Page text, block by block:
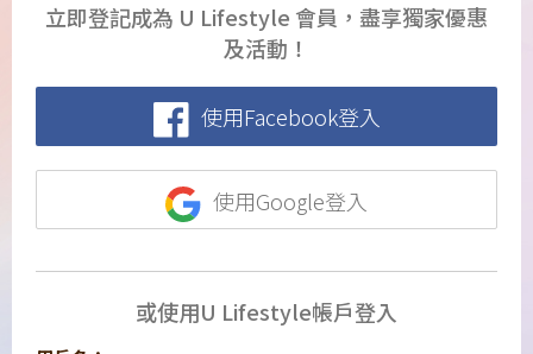
立即登記成為 U Lifestyle 會員，盡享獨家優惠
及活動！
使用Facebook登入
使用Google登入
或使用U Lifestyle帳戶登入